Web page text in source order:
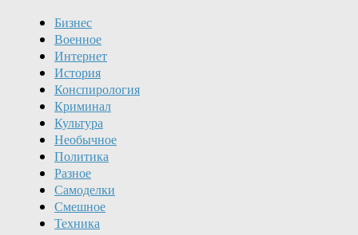
Бизнес
Военное
Интернет
История
Конспирология
Криминал
Культура
Необычное
Политика
Разное
Самоделки
Смешное
Техника